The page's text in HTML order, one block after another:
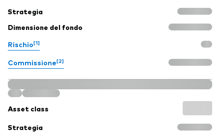
Strategia
Dimensione del fondo
Rischio[1]
Commissione[2]
Asset class
Strategia